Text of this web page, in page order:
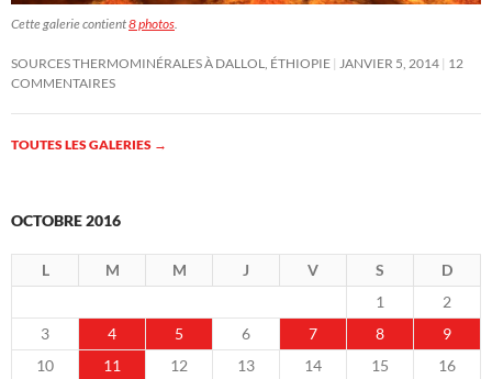
Cette galerie contient8 photos
SOURCES THERMOMINÉRALES À DALLOL, ÉTHIOPIE JANVIER 5, 2014 12
COMMENTAIRES
TOUTES LES GALERIES →
OCTOBRE 2016
L M M J V S
D
1
2
3
4 5 6 7 8
9
10
11 12 13 14 15
16